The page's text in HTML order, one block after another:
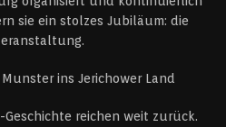
sie ein stolzes Jubiläum: die
ins Jerichower Land
reichen weit zurück.